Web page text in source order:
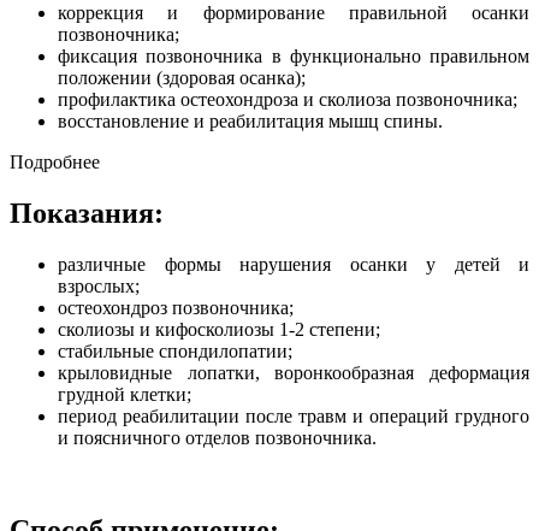
коррекция и формирование правильной осанки
позвоночника;
фиксация позвоночника в функционально правильном
положении (здоровая осанка);
профилактика остеохондроза и сколиоза позвоночника;
восстановление и реабилитация мышц спины.
Подробнее
Показания:
различные формы нарушения осанки у детей и
взрослых;
остеохондроз позвоночника;
сколиозы и кифосколиозы 1-2 степени;
стабильные спондилопатии;
крыловидные лопатки, воронкообразная деформация
грудной клетки;
период реабилитации после травм и операций грудного
и поясничного отделов позвоночника.